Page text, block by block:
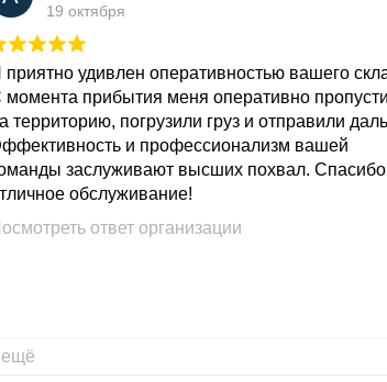
19 октября
приятно удивлен оперативностью вашего
момента прибытия меня оперативно
территорию, погрузили груз и отправили
и профессионализм вашей
заслуживают высших похвал. Спасибо
обслуживание!
ответ организации
ещё